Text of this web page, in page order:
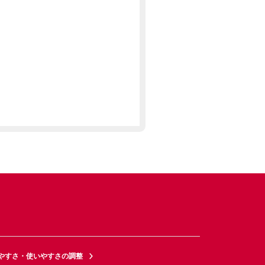
すさ・使いやすさの調整